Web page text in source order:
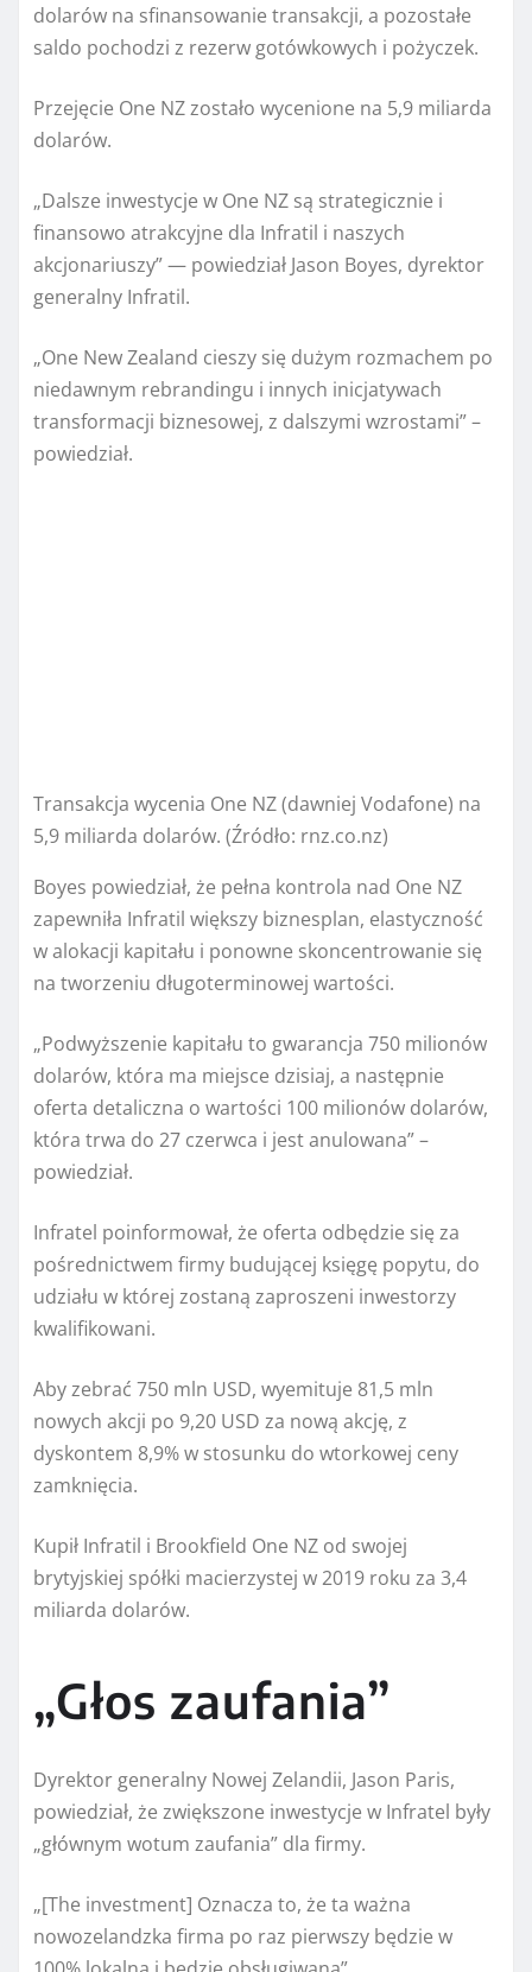
dolarów na sfinansowanie transakcji, a pozostałe
saldo pochodzi z rezerw gotówkowych i pożyczek.
Przejęcie One NZ zostało wycenione na 5,9 miliarda
dolarów.
„Dalsze inwestycje w One NZ są strategicznie i
finansowo atrakcyjne dla Infratil i naszych
akcjonariuszy” — powiedział Jason Boyes, dyrektor
generalny Infratil.
„One New Zealand cieszy się dużym rozmachem po
niedawnym rebrandingu i innych inicjatywach
transformacji biznesowej, z dalszymi wzrostami” –
powiedział.
Transakcja wycenia One NZ (dawniej Vodafone) na
5,9 miliarda dolarów. (Źródło: rnz.co.nz)
Boyes powiedział, że pełna kontrola nad One NZ
zapewniła Infratil większy biznesplan, elastyczność
w alokacji kapitału i ponowne skoncentrowanie się
na tworzeniu długoterminowej wartości.
„Podwyższenie kapitału to gwarancja 750 milionów
dolarów, która ma miejsce dzisiaj, a następnie
oferta detaliczna o wartości 100 milionów dolarów,
która trwa do 27 czerwca i jest anulowana” –
powiedział.
Infratel poinformował, że oferta odbędzie się za
pośrednictwem firmy budującej księgę popytu, do
udziału w której zostaną zaproszeni inwestorzy
kwalifikowani.
Aby zebrać 750 mln USD, wyemituje 81,5 mln
nowych akcji po 9,20 USD za nową akcję, z
dyskontem 8,9% w stosunku do wtorkowej ceny
zamknięcia.
Kupił Infratil i Brookfield One NZ od swojej
brytyjskiej spółki macierzystej w 2019 roku za 3,4
miliarda dolarów.
„Głos zaufania”
Dyrektor generalny Nowej Zelandii, Jason Paris,
powiedział, że zwiększone inwestycje w Infratel były
„głównym wotum zaufania” dla firmy.
„[The investment] Oznacza to, że ta ważna
nowozelandzka firma po raz pierwszy będzie w